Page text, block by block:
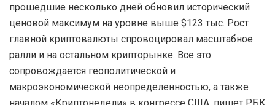
прошедшие несколько дней обновил исторический
ценовой максимум на уровне выше $123 тыс. Рост
главной криптовалюты спровоцировал масштабное
ралли и на остальном крипторынке. Все это
сопровождается геополитической и
макроэкономической неопределенностью, а также